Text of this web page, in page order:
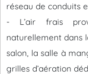
réseau de conduits
- L’air frais
naturellement dans
salon, la salle à
grilles d’aération